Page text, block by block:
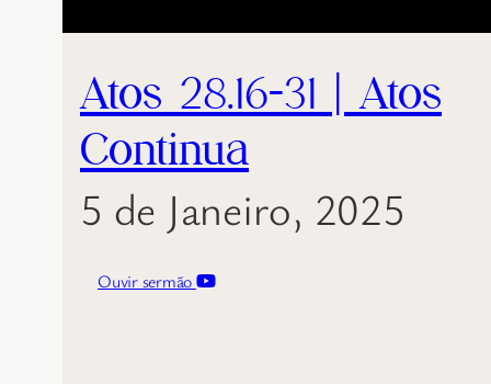
Atos 28.16-31 | Atos
Continua
5 de Janeiro, 2025
Ouvir sermão